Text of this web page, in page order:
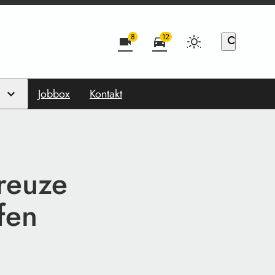
videocam8 directions_car12 search
Jobbox Kontakt